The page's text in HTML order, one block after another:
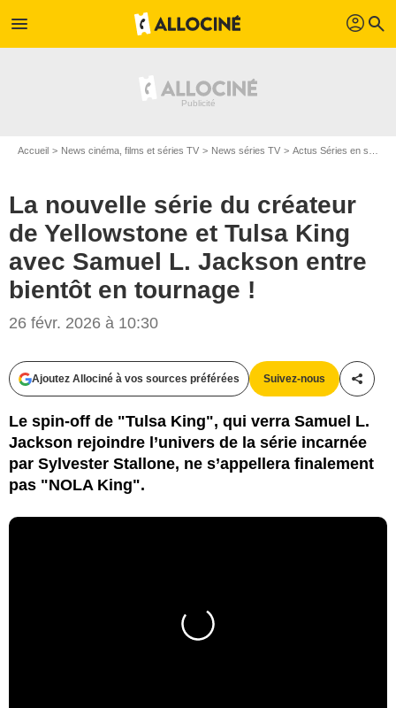
menu profil search
Accueil News cinéma, films et séries TV News séries TV Actus Séries en streaming
La nouvelle série du créateur
de Yellowstone et Tulsa King
avec Samuel L. Jackson entre
bientôt en tournage !
26 févr. 2026 à 10:30
Ajoutez Allociné à vos sources préférées Suivez-nous
Le spin-off de "Tulsa King", qui verra Samuel L.
Jackson rejoindre l’univers de la série incarnée
par Sylvester Stallone, ne s’appellera finalement
pas "NOLA King".